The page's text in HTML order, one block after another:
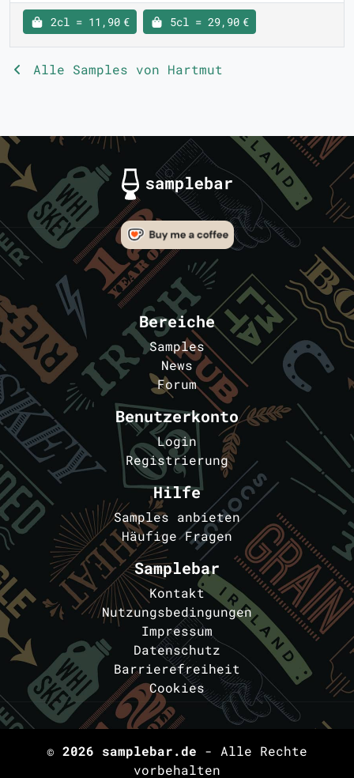
2cl = 11,90 € 5cl = 29,90 €
Alle Samples von Hartmut
Bereiche
Samples
News
Forum
Benutzerkonto
Login
Registrierung
Hilfe
Samples anbieten
Häufige Fragen
Samplebar
Kontakt
Nutzungsbedingungen
Impressum
Datenschutz
Barrierefreiheit
Cookies
© 2026 samplebar.de - Alle Rechte
vorbehalten